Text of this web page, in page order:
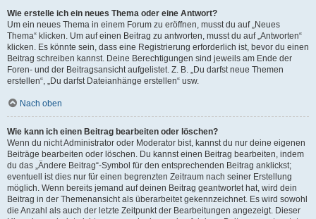
Wie erstelle ich ein neues Thema oder eine Antwort?
Um ein neues Thema in einem Forum zu eröffnen, musst du auf „Neues
Thema“ klicken. Um auf einen Beitrag zu antworten, musst du auf „Antworten“
klicken. Es könnte sein, dass eine Registrierung erforderlich ist, bevor du einen
Beitrag schreiben kannst. Deine Berechtigungen sind jeweils am Ende der
Foren- und der Beitragsansicht aufgelistet. Z. B. „Du darfst neue Themen
erstellen“, „Du darfst Dateianhänge erstellen“ usw.
Nach oben
Wie kann ich einen Beitrag bearbeiten oder löschen?
Wenn du nicht Administrator oder Moderator bist, kannst du nur deine eigenen
Beiträge bearbeiten oder löschen. Du kannst einen Beitrag bearbeiten, indem
du das „Ändere Beitrag“-Symbol für den entsprechenden Beitrag anklickst;
eventuell ist dies nur für einen begrenzten Zeitraum nach seiner Erstellung
möglich. Wenn bereits jemand auf deinen Beitrag geantwortet hat, wird dein
Beitrag in der Themenansicht als überarbeitet gekennzeichnet. Es wird sowohl
die Anzahl als auch der letzte Zeitpunkt der Bearbeitungen angezeigt. Dieser